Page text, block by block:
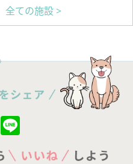
全ての施設 >
Twitter